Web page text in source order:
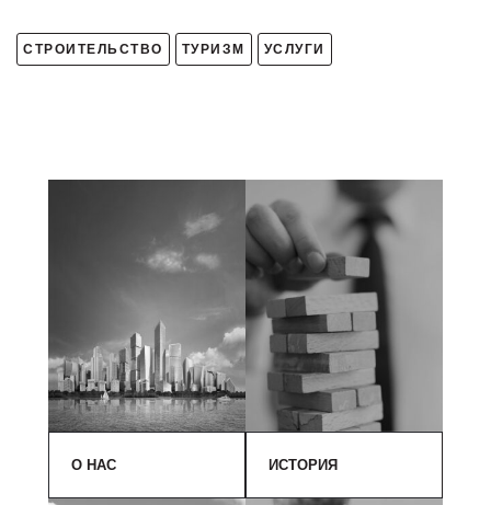
СТРОИТЕЛЬСТВО ТУРИЗМ УСЛУГИ
О НАС ИСТОРИЯ